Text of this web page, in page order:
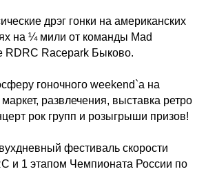
дрэг гонки на американских
на ¼ мили от команды Mad
RDRC Racepark Быково.
гоночного weekend`а на
развлечения, выставка ретро
рок групп и розыгрыши призов!
фестиваль скорости
и 1 этапом Чемпионата России по